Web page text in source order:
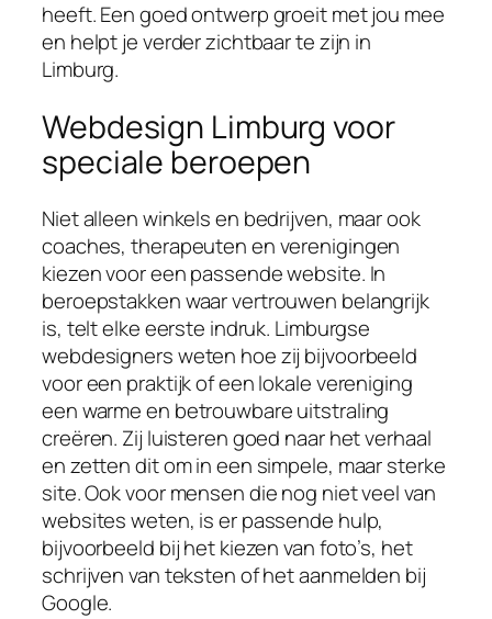
heeft. Een goed ontwerp groeit met jou mee
en helpt je verder zichtbaar te zijn in
Limburg.
Webdesign Limburg voor
speciale beroepen
Niet alleen winkels en bedrijven, maar ook
coaches, therapeuten en verenigingen
kiezen voor een passende website. In
beroepstakken waar vertrouwen belangrijk
is, telt elke eerste indruk. Limburgse
webdesigners weten hoe zij bijvoorbeeld
voor een praktijk of een lokale vereniging
een warme en betrouwbare uitstraling
creëren. Zij luisteren goed naar het verhaal
en zetten dit om in een simpele, maar sterke
site. Ook voor mensen die nog niet veel van
websites weten, is er passende hulp,
bijvoorbeeld bij het kiezen van foto’s, het
schrijven van teksten of het aanmelden bij
Google.